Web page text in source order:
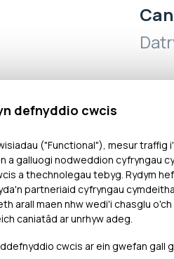
y Bwrdd Iechyd wedi
ymateb Cam Dau a
y dylai’r Bwrdd
i roi sylw i’w
defnyddio cwcis
("Functional"), mesur
a galluogi nodweddion cyfryngau
a thechnolegau tebyg. Rydym
partneriaid cyfryngau
arall maen nhw wedi'i chasglu
caniatâd ar unrhyw adeg.
cwcis ar ein gwefan gall